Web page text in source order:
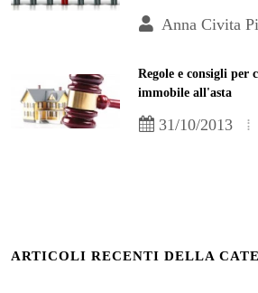
Anna Civita
Regole e consigli per
immobile all'asta
31/10/2013
ARTICOLI RECENTI DELLA